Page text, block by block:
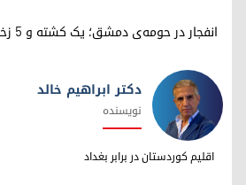
انفجار در حومه‌ی دمشق؛ یک کشته و ۵ زخمی در شهرک جرمانا
دکتر ابراهیم خالد
دکتر ابراهیم خالد
نویسنده
اقلیم کوردستان در برابر بغداد